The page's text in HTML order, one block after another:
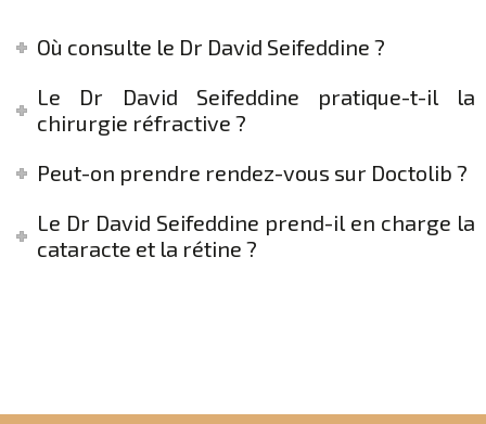
Où consulte le Dr David Seifeddine ?
Le Dr David Seifeddine pratique-t-il la
chirurgie réfractive ?
Peut-on prendre rendez-vous sur Doctolib ?
Le Dr David Seifeddine prend-il en charge la
cataracte et la rétine ?